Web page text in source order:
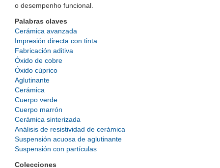
o desempenho funcional.
Palabras claves
Cerámica avanzada
Impresión directa con tinta
Fabricación aditiva
Óxido de cobre
Óxido cúprico
Aglutinante
Cerámica
Cuerpo verde
Cuerpo marrón
Cerámica sinterizada
Análisis de resistividad de cerámica
Suspensión acuosa de aglutinante
Suspensión con partículas
Colecciones